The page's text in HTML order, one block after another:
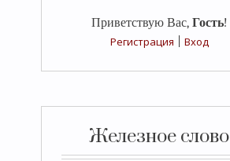
Приветствую Вас, Гость!
Регистрация
Вход
Железное слово